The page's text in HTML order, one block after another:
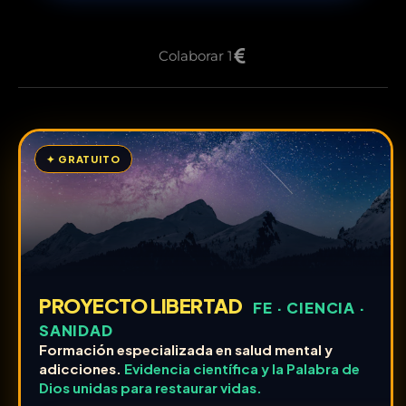
Colaborar 1
✦ GRATUITO
PROYECTO LIBERTAD
FE · CIENCIA ·
SANIDAD
Formación especializada en salud mental y
adicciones. Evidencia científica y la Palabra de
Dios unidas para restaurar vidas.